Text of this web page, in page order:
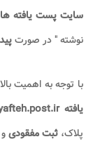
سایت پست یافته ها
نوشته " در صورت
با توجه به اهمیت
یافته
پلاک، ثبت مفقودی